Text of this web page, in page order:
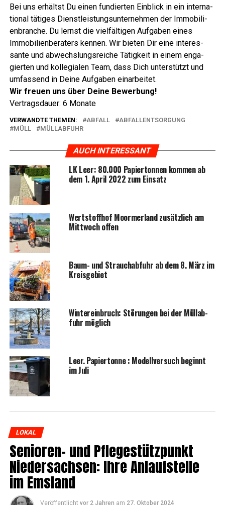
Bei uns erhältst Du einen fun­dier­ten Ein­blick in ein inter­na­
tio­nal täti­ges Dienst­leis­tungs­un­ter­neh­men der Immo­bi­li­
en­bran­che. Du lernst die viel­fäl­ti­gen Auf­ga­ben eines
Immo­bi­li­en­be­ra­ters ken­nen. Wir bie­ten Dir eine inter­es­
san­te und abwechs­lungs­rei­che Tätig­keit in einem enga­
gier­ten und kol­le­gia­len Team, dass Dich unter­stützt und
umfas­send in Dei­ne Auf­ga­ben einarbeitet.
Wir freu­en uns über Dei­ne Bewerbung!
Ver­trags­dau­er: 6 Monate
VERWANDTE THEMEN: ABFALL
ABFALLENTSORGUNG
MÜLL
MÜLLABFUHR
AUCH INTERESSANT
LK Leer: 80.000 Papier­ton­nen kom­men ab
dem 1. April 2022 zum Einsatz
Wert­stoff­hof Moorm­er­land zusätz­lich am
Mitt­woch offen
Baum- und Strauch­ab­fuhr ab dem 8. März im
Kreisgebiet
Win­ter­ein­bruch: Stö­run­gen bei der Müll­ab­
fuhr möglich
Leer. Papier­ton­ne : Modell­ver­such beginnt
im Juli
LOKAL
Senio­ren- und Pfle­ge­stütz­punkt
Nie­der­sach­sen: Ihre Anlauf­stel­le
im Emsland
Veröffentlicht vor 2 Jahren am 27. Oktober 2024